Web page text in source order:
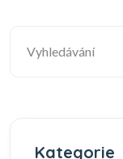
Kategorie